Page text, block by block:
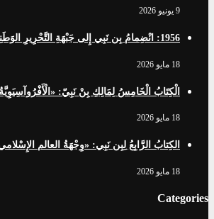
9 يونيو 2026
1956: انْضِمامُ بِن نَبِي إِلى جَبْهَةِ التَّحْرِيرِ الوَطَنِيِّ
18 مايو 2026
الْكِتَابُ الْخَامِسُ لِمَالِكِ بِنْ نَبِيّ:
18 مايو 2026
الكِتابُ الرَّابِعُ لِبِن نَبِي: «وِجْهَةُ العالم
18 مايو 2026
Categories